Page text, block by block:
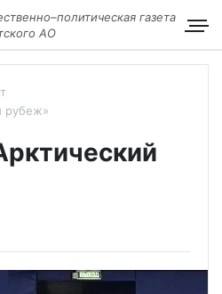
газета
АО
рубеж»